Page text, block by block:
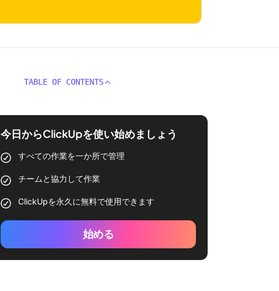
TABLE OF CONTENTS
今日からClickUpを使い始めましょう
すべての作業を一か所で管理
チームと協力して作業
ClickUpを永久に無料で使用できます
始める